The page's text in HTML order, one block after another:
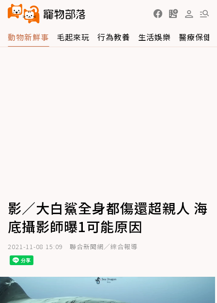
動物新鮮事 毛起來玩 行為教養 生活娛樂 醫療保健
影／大白鯊全身都傷還超親人 海
底攝影師曝1可能原因
2021-11-08 15:09 聯合新聞網／綜合報導